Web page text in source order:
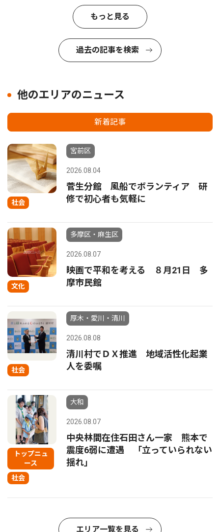
もっと見る
過去の記事を検索
他のエリアのニュース
新着記事
社会
宮前区
2026.08.04
菅生分館 風船でボランティア 研
修で初心者も気軽に
文化
多摩区・麻生区
2026.08.07
映画で平和を考える ８月21日 多
摩市民館
社会
厚木・愛川・清川
2026.08.08
清川村でＤＸ推進 地域活性化起業
人を委嘱
トップニュ
ース
社会
大和
2026.08.07
中央林間在住石田さん一家 熊本で
震度6弱に遭遇 「立っていられない
揺れ」
エリア一覧を見る